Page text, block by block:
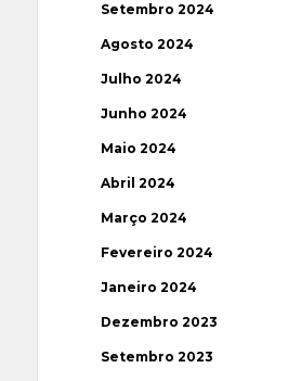
Setembro 2024
Agosto 2024
Julho 2024
Junho 2024
Maio 2024
Abril 2024
Março 2024
Fevereiro 2024
Janeiro 2024
Dezembro 2023
Setembro 2023